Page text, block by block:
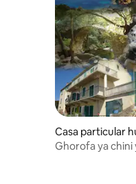
Casa particular
di-Fiumorbo
Ghorofa ya chini